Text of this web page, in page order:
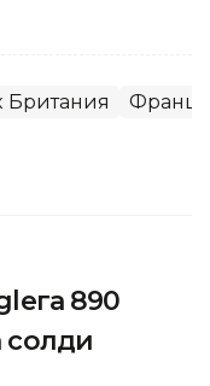
Британия
890